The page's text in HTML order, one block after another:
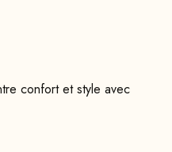
confort et style avec